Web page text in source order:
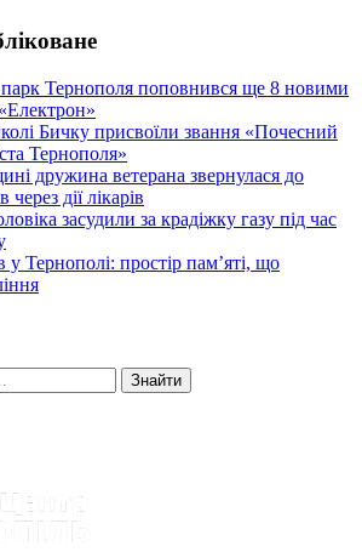
Тернополя поповнився ще 8 новими
Бичку присвоїли звання «Почесний
Тернополя»
дружина ветерана звернулася до
дії лікарів
засудили за крадіжку газу під час
у Тернополі: простір пам’яті, що
Знайти